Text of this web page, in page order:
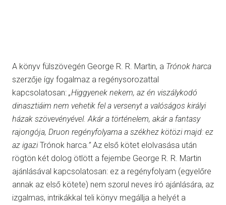
A könyv fülszövegén George R. R. Martin, a Trónok harca
szerzője így fogalmaz a regénysorozattal
kapcsolatosan: „Higgyenek nekem, az én viszálykodó
dinasztiáim nem vehetik fel a versenyt a valóságos királyi
házak szövevényével. Akár a történelem, akár a fantasy
rajongója, Druon regényfolyama a székhez kötözi majd: ez
az igaziTrónok harca .”Az első kötet elolvasása után
rögtön két dolog ötlött a fejembe George R. R. Martin
ajánlásával kapcsolatosan: ez a regényfolyam (egyelőre
annak az első kötete) nem szorul neves író ajánlására, az
izgalmas, intrikákkal teli könyv megállja a helyét a